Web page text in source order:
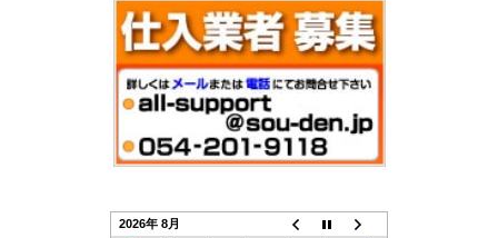
2026年 8月